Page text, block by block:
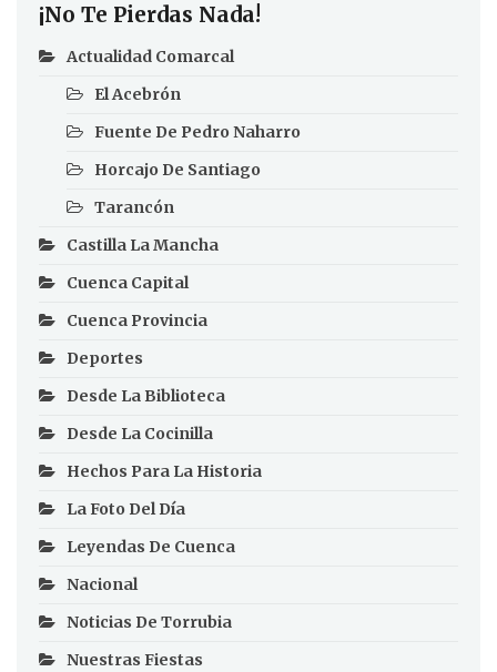
¡No Te Pierdas Nada!
Actualidad Comarcal
El Acebrón
Fuente De Pedro Naharro
Horcajo De Santiago
Tarancón
Castilla La Mancha
Cuenca Capital
Cuenca Provincia
Deportes
Desde La Biblioteca
Desde La Cocinilla
Hechos Para La Historia
La Foto Del Día
Leyendas De Cuenca
Nacional
Noticias De Torrubia
Nuestras Fiestas